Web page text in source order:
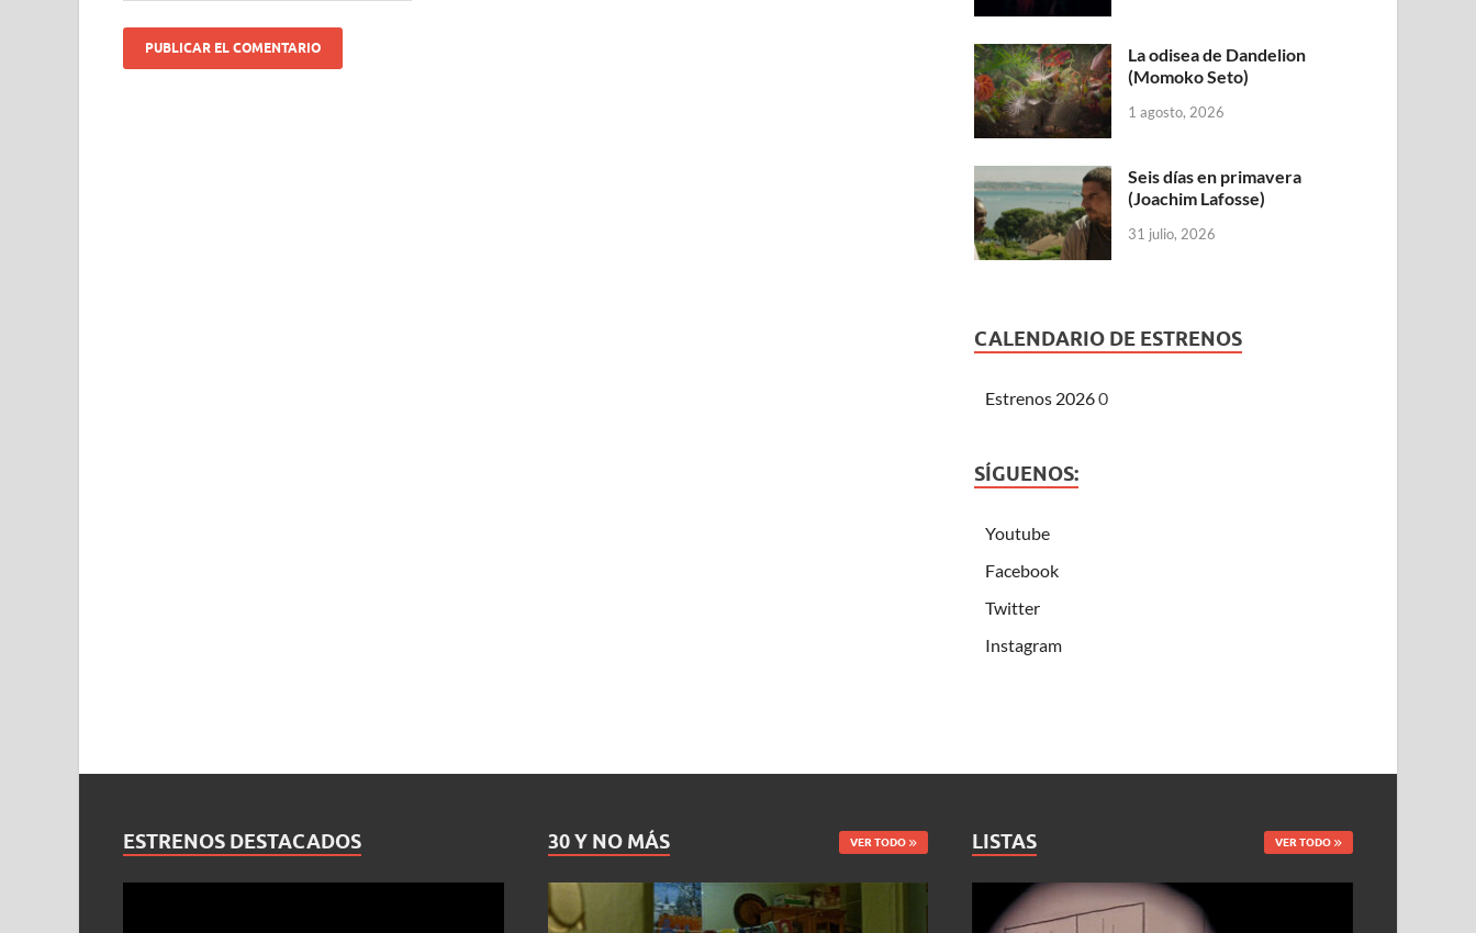
La odisea de Dandelion
(Momoko Seto)
1 agosto, 2026
Seis días en primavera
(Joachim Lafosse)
31 julio, 2026
CALENDARIO DE ESTRENOS
Estrenos 20260
SÍGUENOS:
Youtube
Facebook
Twitter
Instagram
ESTRENOS DESTACADOS 30 Y NO MÁS VER TODO LISTAS VER TODO